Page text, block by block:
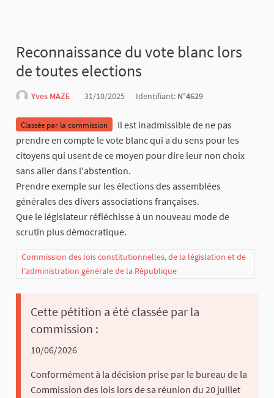
Reconnaissance du vote blanc lors
de toutes elections
Yves MAZE 31/10/2025 Identifiant: N°4629
Classée par la commission
Il est inadmissible de ne pas
prendre en compte le vote blanc qui a du sens pour les
citoyens qui usent de ce moyen pour dire leur non choix
sans aller dans l'abstention.
Prendre exemple sur les élections des assemblées
générales des divers associations françaises.
Que le législateur réfléchisse à un nouveau mode de
scrutin plus démocratique.
Commission des lois constitutionnelles, de la législation et de
l’administration générale de la République
Cette pétition a été classée par la
commission :
10/06/2026
Conformément à la décision prise par le bureau de la
Commission des lois lors de sa réunion du 20 juillet